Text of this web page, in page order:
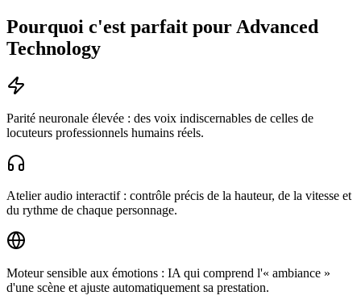
Pourquoi c'est parfait pour Advanced
Technology
Parité neuronale élevée : des voix indiscernables de celles de
locuteurs professionnels humains réels.
Atelier audio interactif : contrôle précis de la hauteur, de la vitesse et
du rythme de chaque personnage.
Moteur sensible aux émotions : IA qui comprend l'« ambiance »
d'une scène et ajuste automatiquement sa prestation.